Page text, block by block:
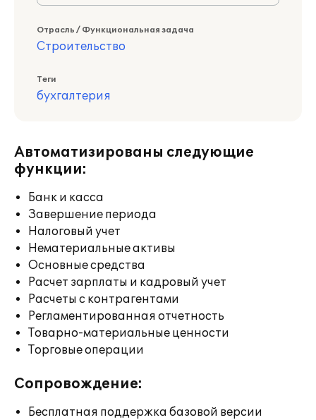
Отрасль / Функциональная задача
Строительство
Теги
бухгалтерия
Автоматизированы следующие
функции:
Банк и касса
Завершение периода
Налоговый учет
Нематериальные активы
Основные средства
Расчет зарплаты и кадровый учет
Расчеты с контрагентами
Регламентированная отчетность
Товарно-материальные ценности
Торговые операции
Сопровождение:
Бесплатная поддержка базовой версии